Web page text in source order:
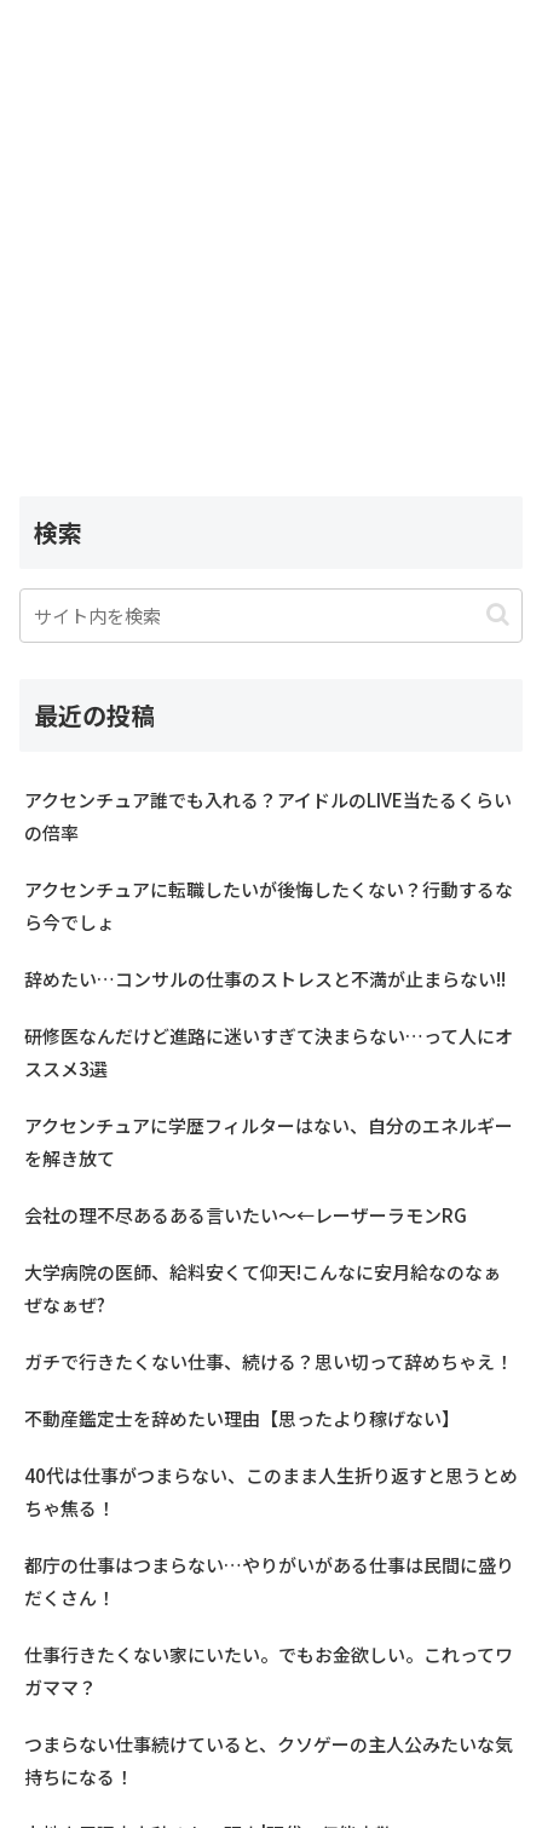
検索
最近の投稿
アクセンチュア誰でも入れる？アイドルのLIVE当たるくらい
の倍率
アクセンチュアに転職したいが後悔したくない？行動するな
ら今でしょ
辞めたい…コンサルの仕事のストレスと不満が止まらない!!
研修医なんだけど進路に迷いすぎて決まらない…って人にオ
ススメ3選
アクセンチュアに学歴フィルターはない、自分のエネルギー
を解き放て
会社の理不尽あるある言いたい～←レーザーラモンRG
大学病院の医師、給料安くて仰天!こんなに安月給なのなぁ
ぜなぁぜ?
ガチで行きたくない仕事、続ける？思い切って辞めちゃえ！
不動産鑑定士を辞めたい理由【思ったより稼げない】
40代は仕事がつまらない、このまま人生折り返すと思うとめ
ちゃ焦る！
都庁の仕事はつまらない…やりがいがある仕事は民間に盛り
だくさん！
仕事行きたくない家にいたい。でもお金欲しい。これってワ
ガママ？
つまらない仕事続けていると、クソゲーの主人公みたいな気
持ちになる！